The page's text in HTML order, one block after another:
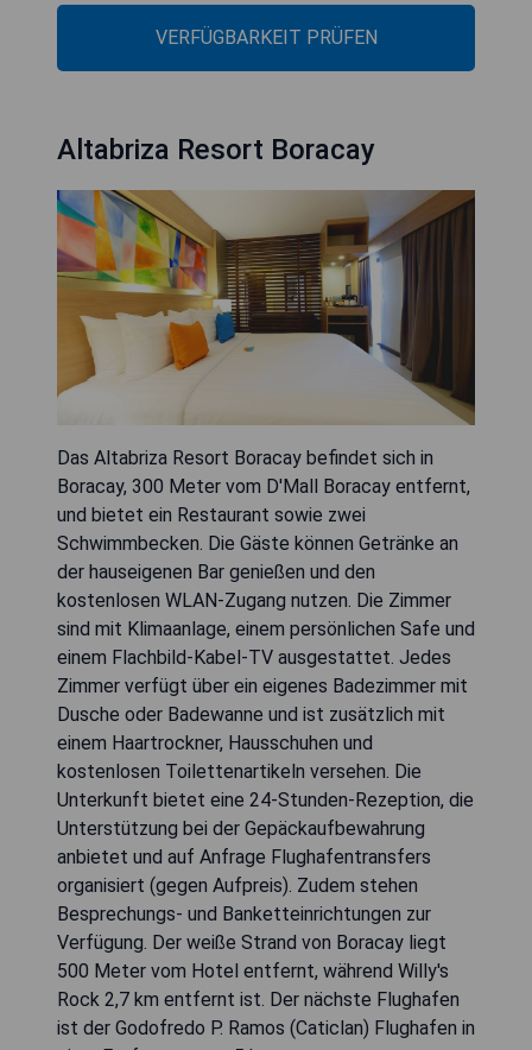
VERFÜGBARKEIT PRÜFEN
Altabriza Resort Boracay
Das Altabriza Resort Boracay befindet sich in
Boracay, 300 Meter vom D'Mall Boracay entfernt,
und bietet ein Restaurant sowie zwei
Schwimmbecken. Die Gäste können Getränke an
der hauseigenen Bar genießen und den
kostenlosen WLAN-Zugang nutzen. Die Zimmer
sind mit Klimaanlage, einem persönlichen Safe und
einem Flachbild-Kabel-TV ausgestattet. Jedes
Zimmer verfügt über ein eigenes Badezimmer mit
Dusche oder Badewanne und ist zusätzlich mit
einem Haartrockner, Hausschuhen und
kostenlosen Toilettenartikeln versehen. Die
Unterkunft bietet eine 24-Stunden-Rezeption, die
Unterstützung bei der Gepäckaufbewahrung
anbietet und auf Anfrage Flughafentransfers
organisiert (gegen Aufpreis). Zudem stehen
Besprechungs- und Banketteinrichtungen zur
Verfügung. Der weiße Strand von Boracay liegt
500 Meter vom Hotel entfernt, während Willy's
Rock 2,7 km entfernt ist. Der nächste Flughafen
ist der Godofredo P. Ramos (Caticlan) Flughafen in